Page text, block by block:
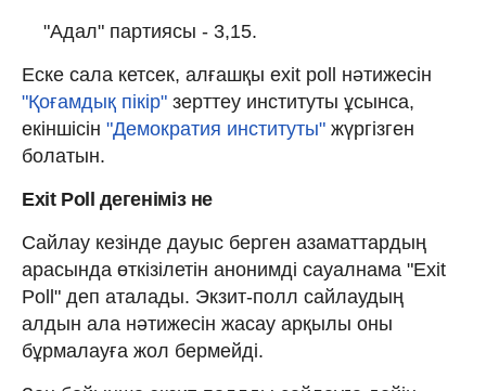
"Адал" партиясы - 3,15.
Еске сала кетсек, алғашқы exit poll нәтижесін
"Қоғамдық пікір" зерттеу институты ұсынса,
екіншісін "Демократия институты" жүргізген
болатын.
Exit Poll дегеніміз не
Сайлау кезінде дауыс берген азаматтардың
арасында өткізілетін анонимді сауалнама "Exit
Poll" деп аталады. Экзит-полл сайлаудың
алдын ала нәтижесін жасау арқылы оны
бұрмалауға жол бермейді.